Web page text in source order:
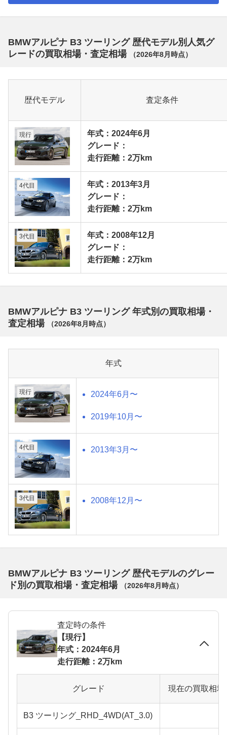
BMWアルピナ B3 ツーリング 歴代モデル別人気グ
レードの買取相場・査定相場
（2026年8月 時点）
歴代モデル 査定条件
現行
年式：2024年6月
グレード：
走行距離：2万km
4代目
年式：2013年3月
グレード：
走行距離：2万km
3代目
年式：2008年12月
グレード：
走行距離：2万km
BMWアルピナ B3 ツーリング 年式別の買取相場・
査定相場
（2026年8月 時点）
年式
現行 2024年6月〜
2019年10月〜
4代目 2013年3月〜
3代目 2008年12月〜
BMWアルピナ B3 ツーリング 歴代モデルのグレー
ド別の買取相場・査定相場
（2026年8月 時点）
査定時の条件
【現行】
年式：2024年6月
走行距離：2万km
グレード 現在の買取相
B3 ツーリング_RHD_4WD(AT_3.0)